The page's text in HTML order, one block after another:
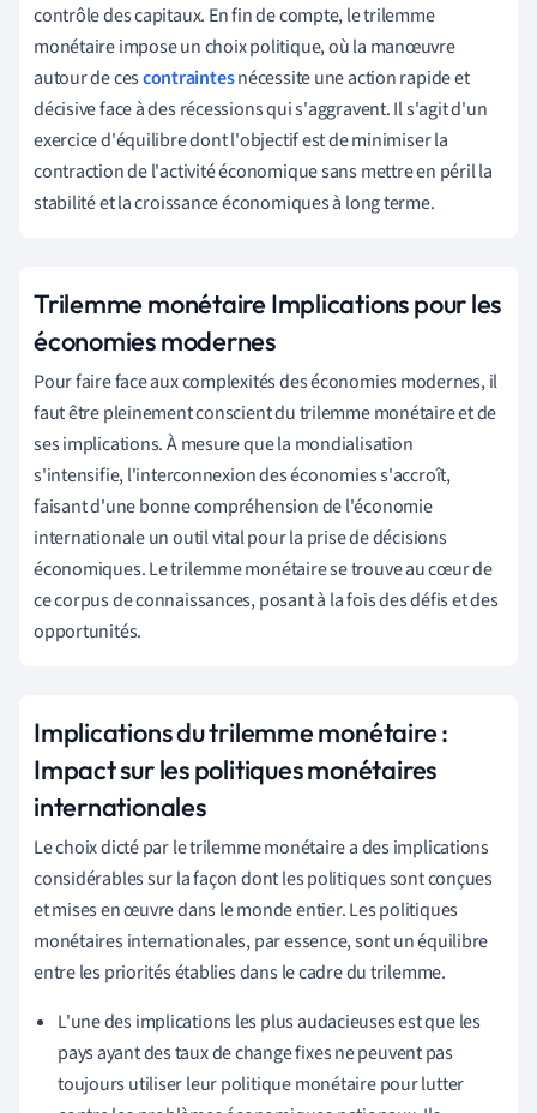
contrôle des capitaux. En fin de compte, le trilemme
monétaire impose un choix politique, où la manœuvre
autour de cescontraintesnécessite une action rapide et
décisive face à des récessions qui s'aggravent. Il s'agit d'un
exercice d'équilibre dont l'objectif est de minimiser la
contraction de l'activité économique sans mettre en péril la
stabilité et la croissance économiques à long terme.
Trilemme monétaire Implications pour les
économies modernes
Pour faire face aux complexités des économies modernes, il
faut être pleinement conscient du trilemme monétaire et de
ses implications. À mesure que la mondialisation
s'intensifie, l'interconnexion des économies s'accroît,
faisant d'une bonne compréhension de l'économie
internationale un outil vital pour la prise de décisions
économiques. Le trilemme monétaire se trouve au cœur de
ce corpus de connaissances, posant à la fois des défis et des
opportunités.
Implications du trilemme monétaire :
Impact sur les politiques monétaires
internationales
Le choix dicté par le trilemme monétaire a des implications
considérables sur la façon dont les politiques sont conçues
et mises en œuvre dans le monde entier. Les politiques
monétaires internationales, par essence, sont un équilibre
entre les priorités établies dans le cadre du trilemme.
L'une des implications les plus audacieuses est que les
pays ayant des taux de change fixes ne peuvent pas
toujours utiliser leur politique monétaire pour lutter